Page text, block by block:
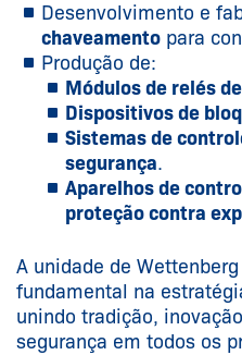
Desenvolvimento e
chaveamentopara
Produção de:
Módulos de relés
Dispositivos de
Sistemas de
segurança.
Aparelhos de
proteção contra
A unidade de
fundamental na
unindo tradição,
segurança em todos os